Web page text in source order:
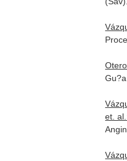
et.